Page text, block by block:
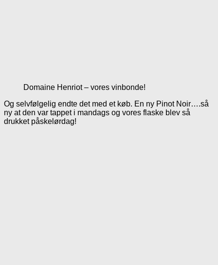
Domaine Henriot – vores vinbonde!
Og selvfølgelig endte det med et køb. En ny Pinot Noir….så
ny at den var tappet i mandags og vores flaske blev så
drukket påskelørdag!